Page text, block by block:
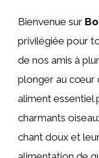
Bienvenue sur
privilégiée pour
de nos amis à
plonger au cœur
aliment essentiel
charmants
chant doux et